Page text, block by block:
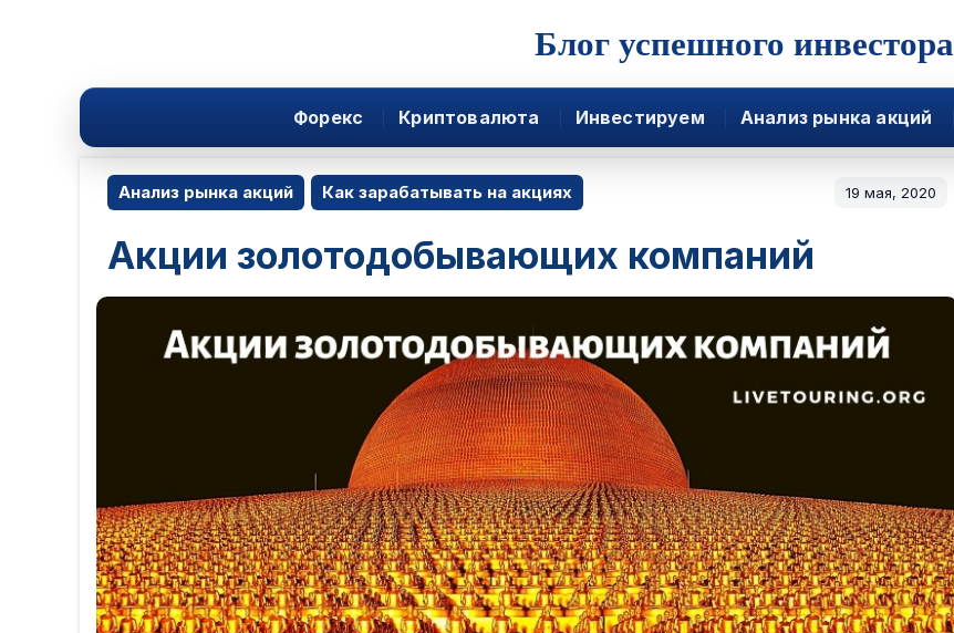
Блог успешного инвестора
Форекс Криптовалюта Инвестируем Анализ рынка акций
Анализ рынка акций Как зарабатывать на акциях 19 мая, 2020
Акции золотодобывающих компаний